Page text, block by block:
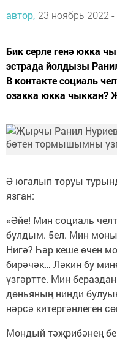
автор, 23 ноябрь 2022 -
Бик серле генә юкка
эстрада йолдызы
В контакте социаль
озакка юкка чыккан?
Ә югалып торуы
язган:
«Әйе! Мин социаль
булдым. 5ел. Мин
Нигә? Һәр кеше өчен
бирәчәк… Ләкин бу
үзгәртте. Мин
дөньяның нинди
нәрсә китергәнлеген
Мондый тәҗрибәнең